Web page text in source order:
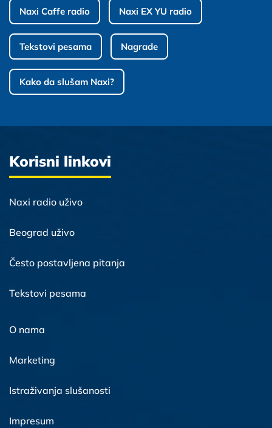
Naxi Caffe radio Naxi EX YU radio
Tekstovi pesama Nagrade
Kako da slušam Naxi?
Korisni linkovi
Naxi radio uživo
Beograd uživo
Često postavljena pitanja
Tekstovi pesama
O nama
Marketing
Istraživanja slušanosti
Impresum